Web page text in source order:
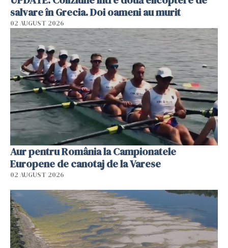
salvare în Grecia. Doi oameni au murit
02 AUGUST 2026
Aur pentru România la Campionatele
Europene de canotaj de la Varese
02 AUGUST 2026